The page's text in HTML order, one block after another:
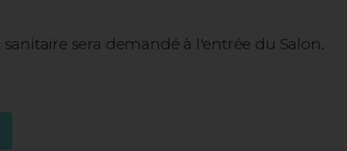
sera demandé à l'entrée du Salon.